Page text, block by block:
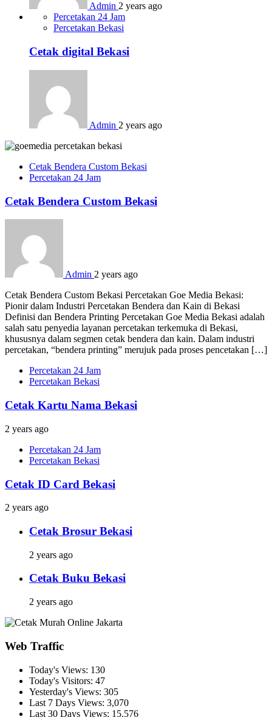
Admin 2 years ago
Percetakan 24 Jam
Percetakan Bekasi
Cetak digital Bekasi
Admin 2 years ago
Cetak Bendera Custom Bekasi
Percetakan 24 Jam
Cetak Bendera Custom Bekasi
Admin 2 years ago
Cetak Bendera Custom Bekasi Percetakan Goe Media Bekasi:
Pionir dalam Industri Percetakan Bendera dan Kain di Bekasi
Definisi dan Bendera Printing Percetakan Goe Media Bekasi adalah
salah satu penyedia layanan percetakan terkemuka di Bekasi,
khususnya dalam segmen cetak bendera dan kain. Dalam industri
percetakan, “bendera printing” merujuk pada proses pencetakan […]
Percetakan 24 Jam
Percetakan Bekasi
Cetak Kartu Nama Bekasi
2 years ago
Percetakan 24 Jam
Percetakan Bekasi
Cetak ID Card Bekasi
2 years ago
Cetak Brosur Bekasi
2 years ago
Cetak Buku Bekasi
2 years ago
Web Traffic
Today's Views: 130
Today's Visitors: 47
Yesterday's Views: 305
Last 7 Days Views: 3,070
Last 30 Days Views: 15,576